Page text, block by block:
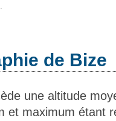
de Bize
une altitude
et maximum étant